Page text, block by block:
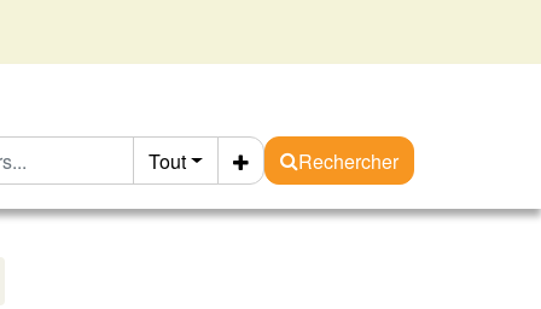
Tout Rechercher